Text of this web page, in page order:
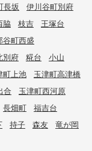
長坂
伊川谷町別府
脇 枝吉
王塚台
谷町西盛
別府 糀台
小山
町上池
玉津町高津橋
合
玉津町西河原
長畑町
福吉台
持子 森友
竜が岡